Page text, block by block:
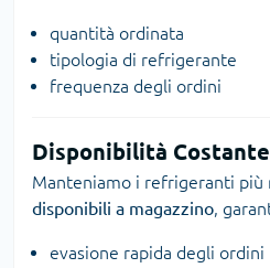
quantità ordinata
tipologia di refrigerante
frequenza degli ordini
Disponibilità
Manteniamo i refrigeranti più
disponibili a magazzino,
evasione rapida degli ordini